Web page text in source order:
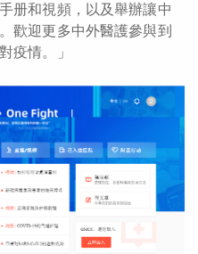
册和視頻，以及舉辦讓中
歡迎更多中外醫護參與到
疫情。」